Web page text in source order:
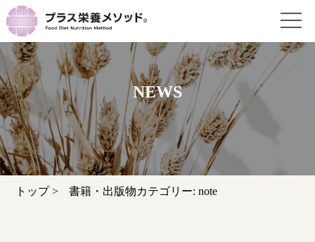
NEWS
トップ> 書籍・出版物カテゴリー:note